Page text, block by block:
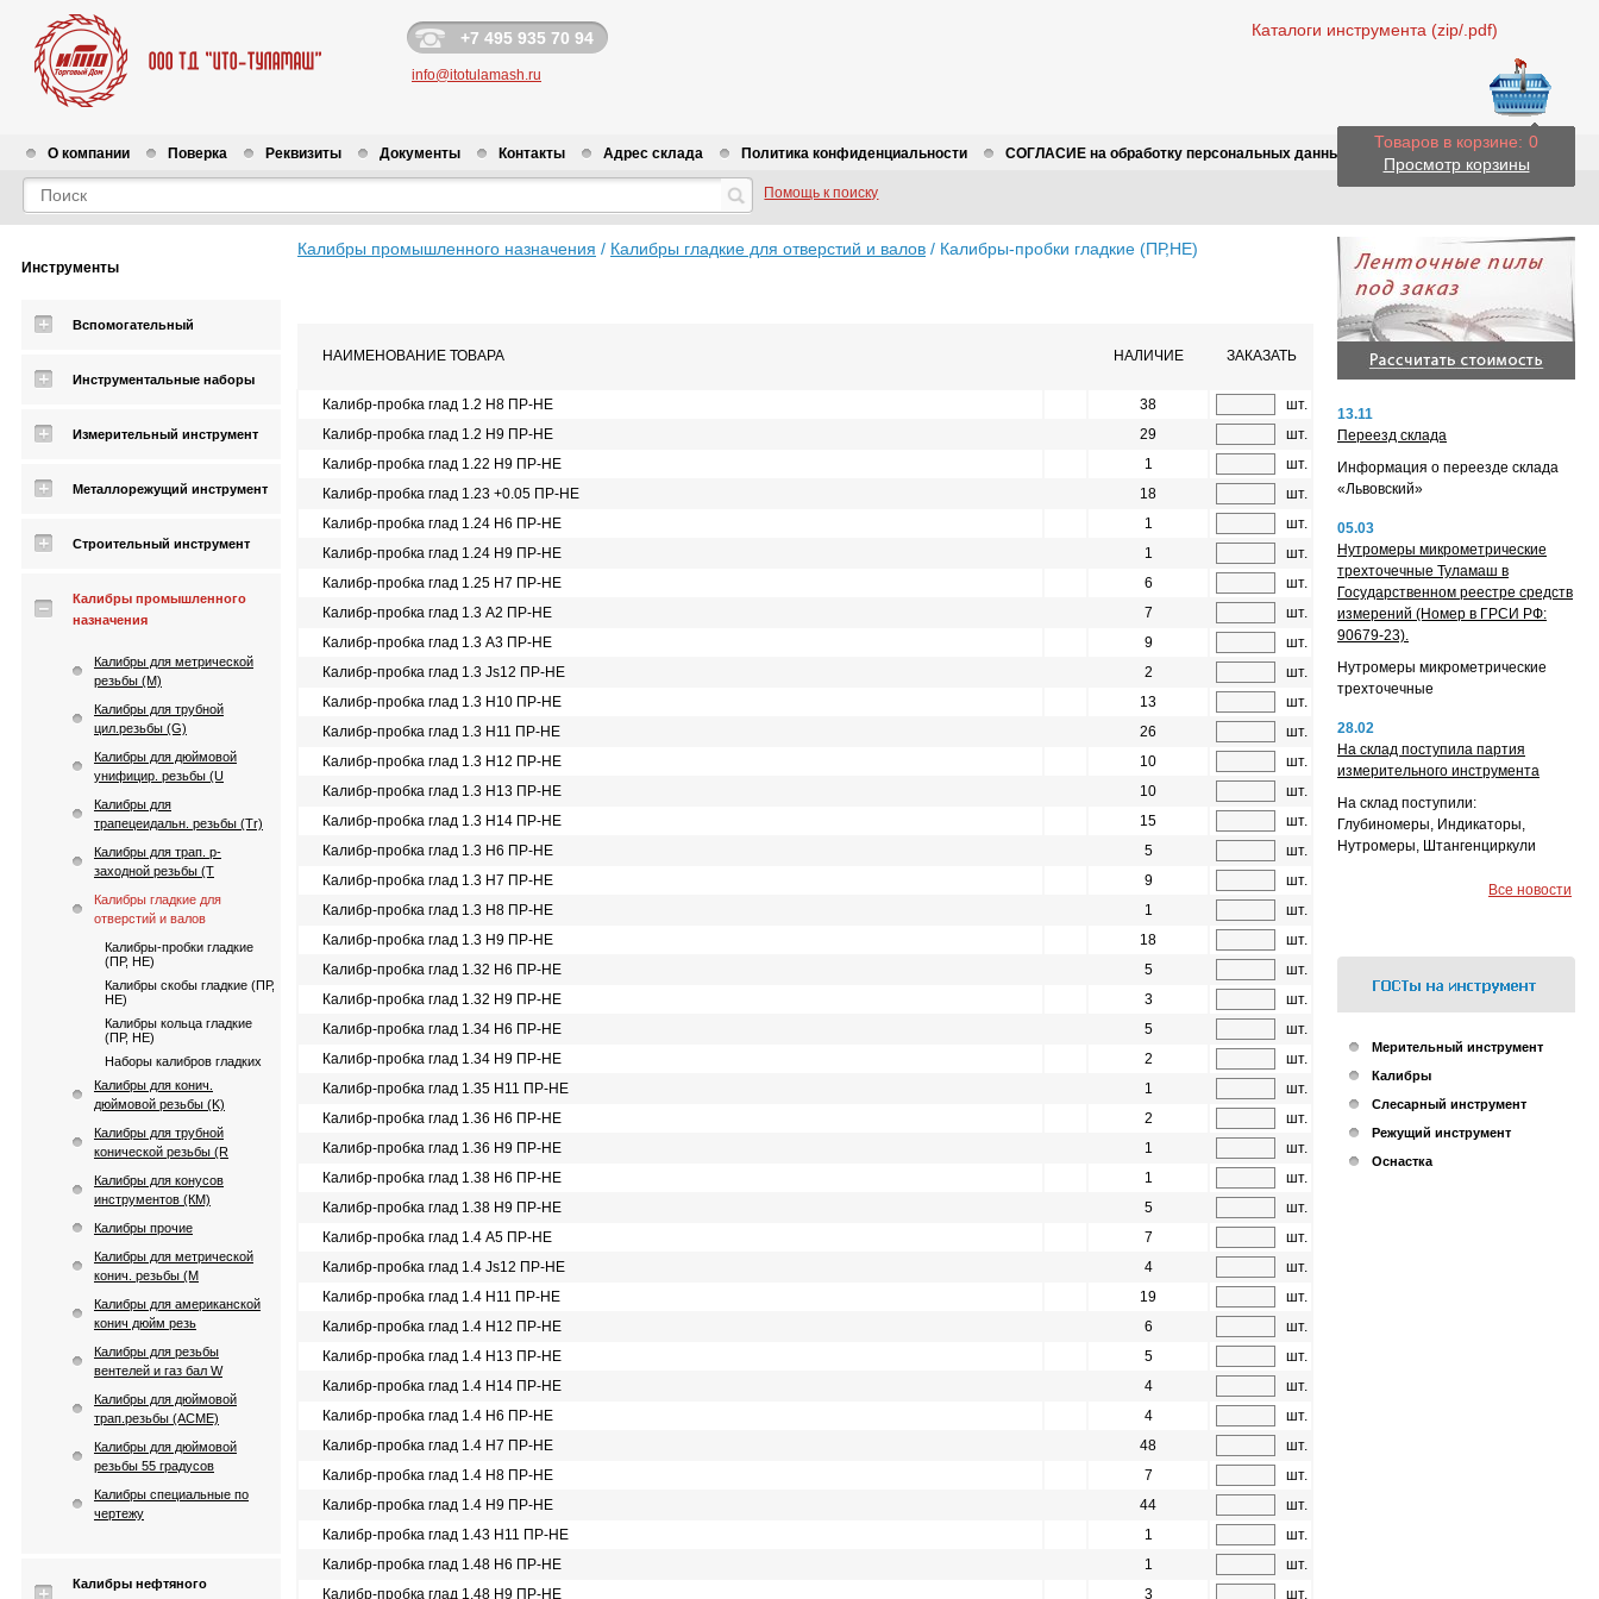
+7 495 935 70 94
info@itotulamash.ru
Каталоги инструмента (zip/.pdf)
О компании Поверка Реквизиты Документы Контакты Адрес склада Политика конфиденциальности СОГЛАСИЕ на обработку персональных данных
Помощь к поиску
Инструменты
Вспомогательный
Инструментальные наборы
Измерительный инструмент
Металлорежущий инструмент
Строительный инструмент
Калибры промышленного
назначения
Калибры для метрической
резьбы (М)
Калибры для трубной
цил.резьбы (G)
Калибры для дюймовой
унифицир. резьбы (U
Калибры для
трапецеидальн. резьбы (Tr)
Калибры для трап. p-
заходной резьбы (T
Калибры гладкие для
отверстий и валов
Калибры-пробки гладкие
(ПР, НЕ)
Калибры скобы гладкие (ПР,
НЕ)
Калибры кольца гладкие
(ПР, НЕ)
Наборы калибров гладких
Калибры для конич.
дюймовой резьбы (K)
Калибры для трубной
конической резьбы (R
Калибры для конусов
инструментов (КМ)
Калибры прочие
Калибры для метрической
конич. резьбы (М
Калибры для американской
конич дюйм резь
Калибры для резьбы
вентелей и газ бал W
Калибры для дюймовой
трап.резьбы (АСМЕ)
Калибры для дюймовой
резьбы 55 градусов
Калибры специальные по
чертежу
Калибры нефтяного
Товаров в корзине: 0
Просмотр корзины
13.11
Переезд склада
Информация о переезде склада
«Львовский»
05.03
Нутромеры микрометрические
трехточечные Туламаш в
Государственном реестре средств
измерений (Номер в ГРСИ РФ:
90679-23).
Нутромеры микрометрические
трехточечные
28.02
На склад поступила партия
измерительного инструмента
На склад поступили:
Глубиномеры, Индикаторы,
Нутромеры, Штангенциркули
Все новости
Мерительный инструмент
Калибры
Слесарный инструмент
Режущий инструмент
Оснастка
Калибры промышленного назначения / Калибры гладкие для отверстий и валов / Калибры-пробки гладкие (ПР,НЕ)
НАИМЕНОВАНИЕ ТОВАРА НАЛИЧИЕ ЗАКАЗАТЬ
Калибр-пробка глад 1.2 Н8 ПР-НЕ 38
шт.
Калибр-пробка глад 1.2 Н9 ПР-НЕ
29
шт.
Калибр-пробка глад 1.22 Н9 ПР-НЕ
1
шт.
Калибр-пробка глад 1.23 +0.05 ПР-НЕ
18
шт.
Калибр-пробка глад 1.24 Н6 ПР-НЕ
1
шт.
Калибр-пробка глад 1.24 Н9 ПР-НЕ
1
шт.
Калибр-пробка глад 1.25 Н7 ПР-НЕ
6
шт.
Калибр-пробка глад 1.3 A2 ПР-НЕ
7
шт.
Калибр-пробка глад 1.3 A3 ПР-НЕ
9
шт.
Калибр-пробка глад 1.3 Js12 ПР-НЕ
2
шт.
Калибр-пробка глад 1.3 Н10 ПР-НЕ
13
шт.
Калибр-пробка глад 1.3 Н11 ПР-НЕ
26
шт.
Калибр-пробка глад 1.3 Н12 ПР-НЕ
10
шт.
Калибр-пробка глад 1.3 Н13 ПР-НЕ
10
шт.
Калибр-пробка глад 1.3 Н14 ПР-НЕ
15
шт.
Калибр-пробка глад 1.3 Н6 ПР-НЕ
5
шт.
Калибр-пробка глад 1.3 Н7 ПР-НЕ
9
шт.
Калибр-пробка глад 1.3 Н8 ПР-НЕ
1
шт.
Калибр-пробка глад 1.3 Н9 ПР-НЕ
18
шт.
Калибр-пробка глад 1.32 Н6 ПР-НЕ
5
шт.
Калибр-пробка глад 1.32 Н9 ПР-НЕ
3
шт.
Калибр-пробка глад 1.34 Н6 ПР-НЕ
5
шт.
Калибр-пробка глад 1.34 Н9 ПР-НЕ
2
шт.
Калибр-пробка глад 1.35 Н11 ПР-НЕ
1
шт.
Калибр-пробка глад 1.36 Н6 ПР-НЕ
2
шт.
Калибр-пробка глад 1.36 Н9 ПР-НЕ
1
шт.
Калибр-пробка глад 1.38 Н6 ПР-НЕ
1
шт.
Калибр-пробка глад 1.38 Н9 ПР-НЕ
5
шт.
Калибр-пробка глад 1.4 A5 ПР-НЕ
7
шт.
Калибр-пробка глад 1.4 Js12 ПР-НЕ
4
шт.
Калибр-пробка глад 1.4 Н11 ПР-НЕ
19
шт.
Калибр-пробка глад 1.4 Н12 ПР-НЕ
6
шт.
Калибр-пробка глад 1.4 Н13 ПР-НЕ
5
шт.
Калибр-пробка глад 1.4 Н14 ПР-НЕ
4
шт.
Калибр-пробка глад 1.4 Н6 ПР-НЕ
4
шт.
Калибр-пробка глад 1.4 Н7 ПР-НЕ
48
шт.
Калибр-пробка глад 1.4 Н8 ПР-НЕ
7
шт.
Калибр-пробка глад 1.4 Н9 ПР-НЕ
44
шт.
Калибр-пробка глад 1.43 Н11 ПР-НЕ
1
шт.
Калибр-пробка глад 1.48 Н6 ПР-НЕ
1
шт.
Калибр-пробка глад 1.48 Н9 ПР-НЕ
3 шт.